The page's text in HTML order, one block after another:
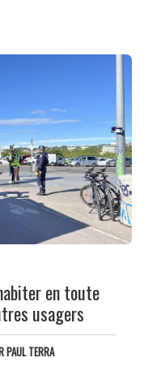
en toute
usagers
PAUL TERRA